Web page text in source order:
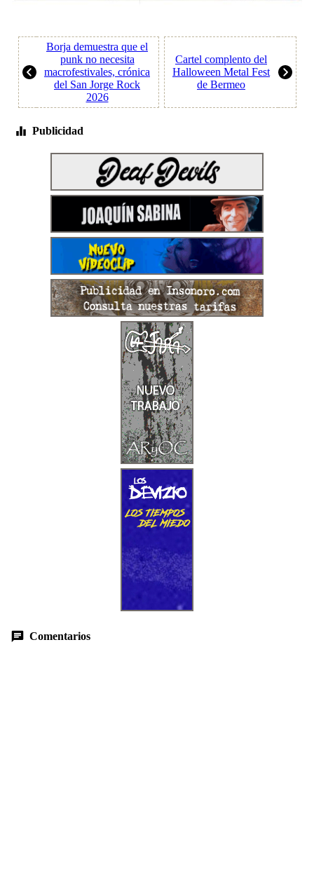
Borja demuestra que el
punk no necesita
macrofestivales, crónica
del San Jorge Rock
2026
Cartel complento del
Halloween Metal Fest
de Bermeo
Publicidad
Comentarios